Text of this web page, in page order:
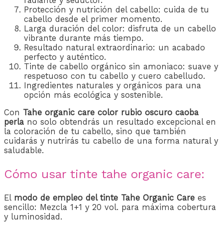
Protección y nutrición del cabello: cuida de tu
cabello desde el primer momento.
Larga duración del color: disfruta de un cabello
vibrante durante más tiempo.
Resultado natural extraordinario: un acabado
perfecto y auténtico.
Tinte de cabello orgánico sin amoniaco: suave y
respetuoso con tu cabello y cuero cabelludo.
Ingredientes naturales y orgánicos para una
opción más ecológica y sostenible.
Con Tahe organic care color rubio oscuro caoba
perla no solo obtendrás un resultado excepcional en
la coloración de tu cabello, sino que también
cuidarás y nutrirás tu cabello de una forma natural y
saludable.
Cómo usar tinte tahe organic care:
El modo de empleo del tinte Tahe Organic Care es
sencillo: Mezcla 1+1 y 20 vol. para máxima cobertura
y luminosidad.